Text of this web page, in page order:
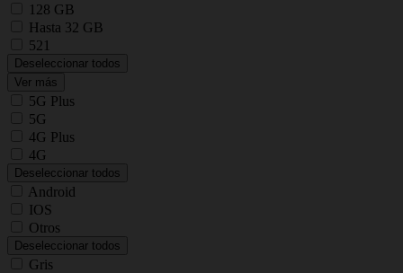
128 GB
Hasta 32 GB
521
Deseleccionar todos
Ver más
5G Plus
5G
4G Plus
4G
Deseleccionar todos
Android
IOS
Otros
Deseleccionar todos
Gris